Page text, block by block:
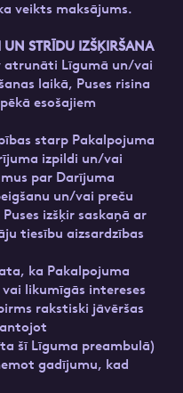
veikts maksājums.
UN STRĪDU IZŠĶIRŠANA
atrunāti Līgumā un/vai
laikā, Puses risina
esošajiem
starp Pakalpojuma
izpildi un/vai
par Darījuma
un/vai preču
izšķir saskaņā ar
tiesību aizsardzības
ka Pakalpojuma
likumīgās intereses
rakstiski jāvēršas
šī Līguma preambulā)
gadījumu, kad